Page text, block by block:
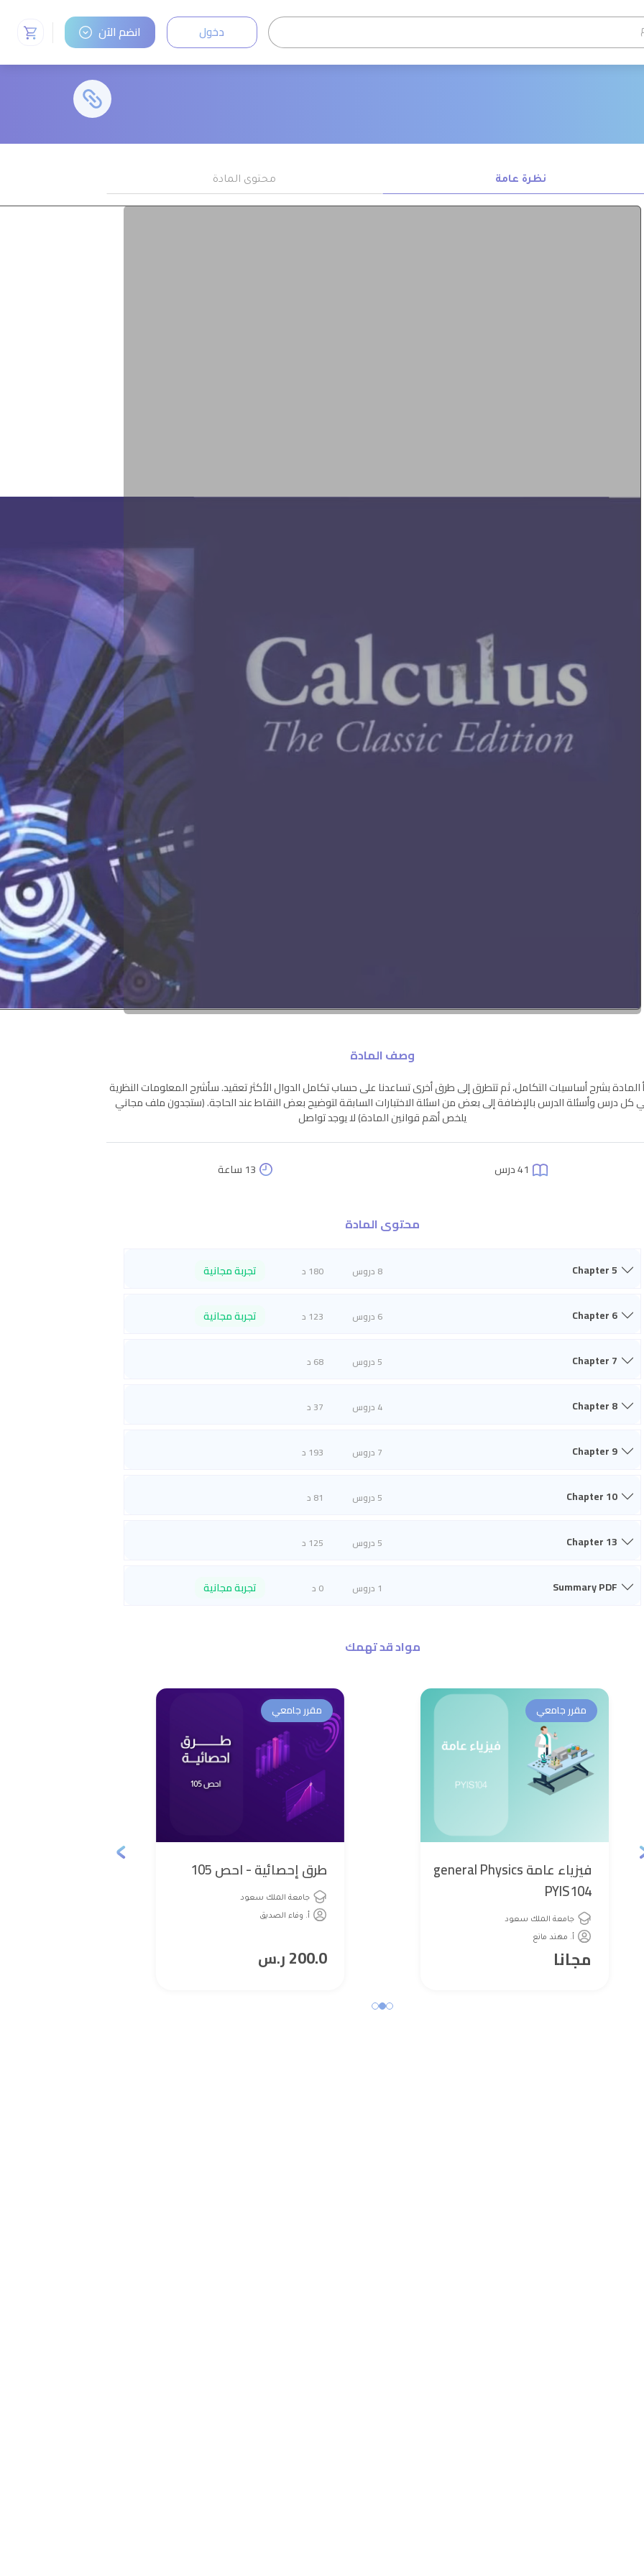
دخول انضم الآن
نظرة عامة محتوى المادة
وصف المادة
المادة بشرح أساسيات التكامل، ثم تتطرق إلى طرق أخرى تساعدنا على حساب تكامل الدوال الأكثر تعقيد. سأشرح المعلومات النظرية
كل درس وأسئلة الدرس بالإضافة إلى بعض من اسئلة الاختبارات السابقة لتوضيح بعض النقاط عند الحاجة. (ستجدون ملف مجاني
يلخص أهم قوانين المادة) لا يوجد تواصل
41 درس 13 ساعة
محتوى المادة
Chapter 5 8 دروس 180 د تجربة مجانية
Chapter 6 6 دروس 123 د تجربة مجانية
Chapter 7 5 دروس 68 د
Chapter 8 4 دروس 37 د
Chapter 9 7 دروس 193 د
Chapter 10 5 دروس 81 د
Chapter 13 5 دروس 125 د
Summary PDF 1 دروس 0 د تجربة مجانية
مواد قد تهمك
مقرر جامعي
فيزياء عامة general Physics
PYIS104
جامعة الملك سعود
أ. مهند مانع
مجانا
مقرر جامعي
طرق إحصائية - احص 105
جامعة الملك سعود
أ. وفاء الصديق
200.0ر.س